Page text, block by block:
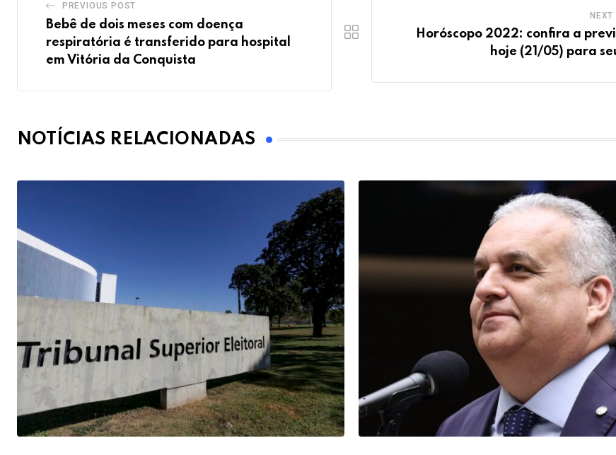
PREVIOUS POST
Bebê de dois meses com doença
respiratória é transferido para hospital
em Vitória da Conquista
NEXT
Horóscopo 2022: confira a
hoje (21/05) para
NOTÍCIAS RELACIONADAS